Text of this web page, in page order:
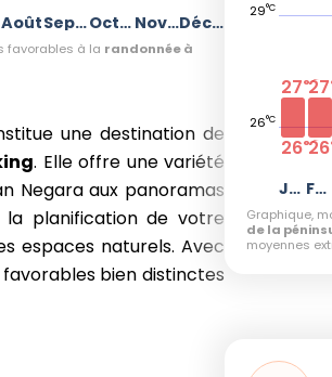
Août Septembre Octobre Novembre Décembre
favorables à la randonnée à
une destination de
. Elle offre une variété
Negara aux panoramas
la planification de votre
espaces naturels. Avec
bien distinctes
29°C
26°C
Janvier
27°C
26°C
Février
27
26
Graphique,
de la
moyennes